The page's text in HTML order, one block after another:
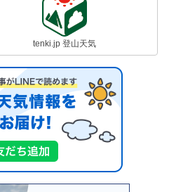
tenki.jp 登山天気